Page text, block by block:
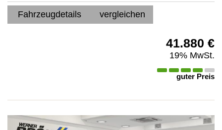
Fahrzeugdetails
vergleichen
41.880 €
19% MwSt.
guter Preis